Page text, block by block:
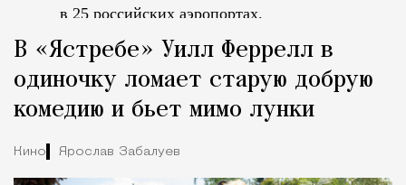
в 25 российских аэропортах.
В «Ястребе» Уилл Феррелл в
одиночку ломает старую добрую
комедию и бьет мимо лунки
Кино Ярослав Забалуев